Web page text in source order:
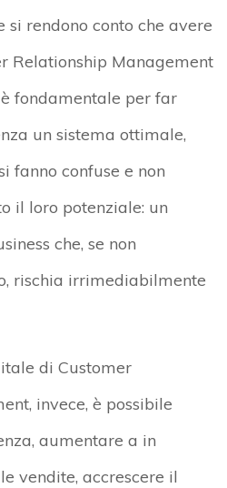
si rendono conto che avere
Relationship Management
fondamentale per far
un sistema ottimale,
fanno confuse e non
il loro potenziale: un
che, se non
rischia irrimediabilmente
di Customer
invece, è possibile
aumentare a in
vendite, accrescere il